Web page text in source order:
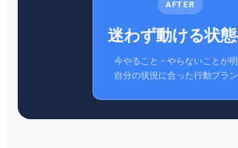
AFTER
迷わず動ける状
今やること・やらないことが
自分の状況に合った行動プラ